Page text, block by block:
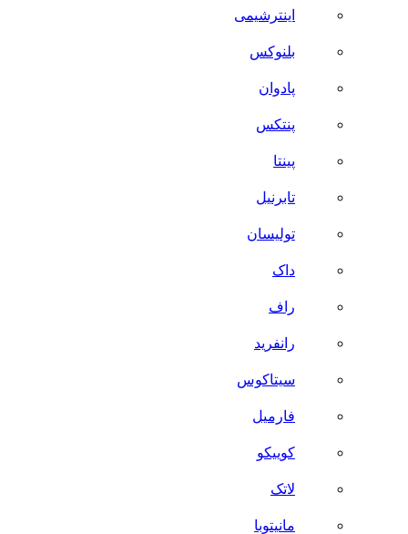
اینترشیمی
بلنوکس
پادوان
پنتکس
پینتا
تابرنیل
تولیسان
داک
راف
رانفرید
سیتاکوس
فارمیل
کوییکو
لاتک
مانیتوبا